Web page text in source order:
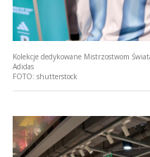
Kolekcje dedykowane Mistrzostwom
Adidas
FOTO: shutterstock